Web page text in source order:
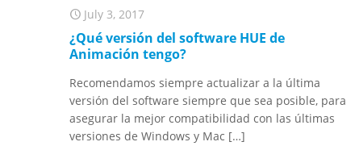
July 3, 2017
¿Qué versión del software HUE de
Animación tengo?
Recomendamos siempre actualizar a la última
versión del software siempre que sea posible, para
asegurar la mejor compatibilidad con las últimas
versiones de Windows y Mac […]